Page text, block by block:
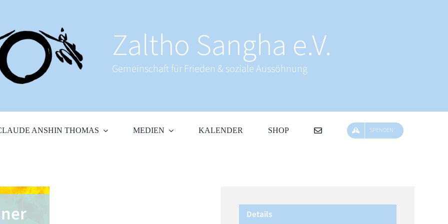
Zaltho Sangha e.V.
Gemeinschaft für Frieden & soziale Aussöhnung
ANSHIN THOMAS MEDIEN KALENDER SHOP SPENDEN
Details